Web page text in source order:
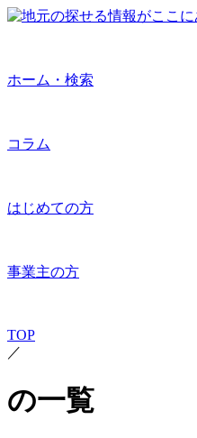
ホーム・検索
コラム
はじめての方
事業主の方
TOP
／
の一覧